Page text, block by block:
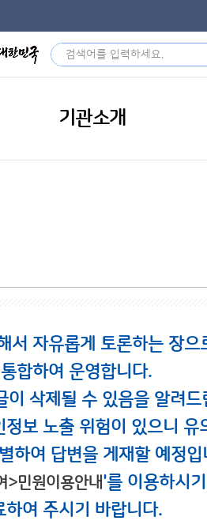
기관소개
서 자유롭게 토론하는 장으
합하여 운영합니다.
삭제될 수 있음을 알려드
보 노출 위험이 있으니 유
하여 답변을 게재할 예정입
>민원이용안내'를 이용하시
여 주시기 바랍니다.